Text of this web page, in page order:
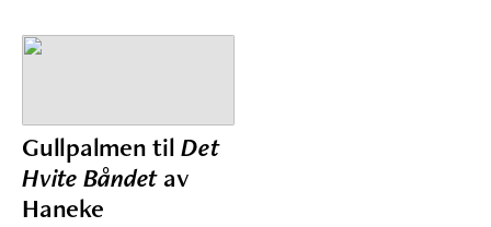
Gullpalmen tilDet
Hvite Båndetav
Haneke